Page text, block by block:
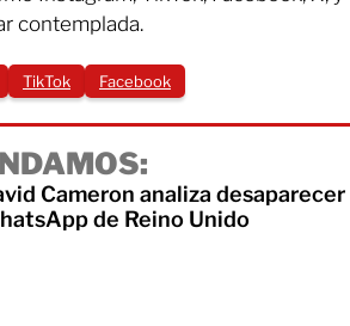
contemplada.
TikTok Facebook
Cameron analiza desaparecer
de Reino Unido